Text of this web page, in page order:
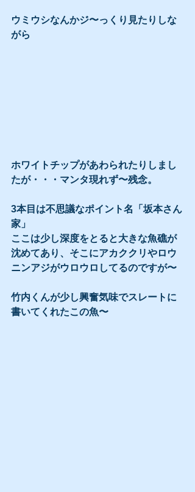
ウミウシなんかジ〜っくり見たりしな
がら
ホワイトチップがあわられたりしまし
たが・・・マンタ現れず〜残念。
3本目は不思議なポイント名「坂本さん
家」
ここは少し深度をとると大きな魚礁が
沈めてあり、そこにアカククリやロウ
ニンアジがウロウロしてるのですが〜
竹内くんが少し興奮気味でスレートに
書いてくれたこの魚〜